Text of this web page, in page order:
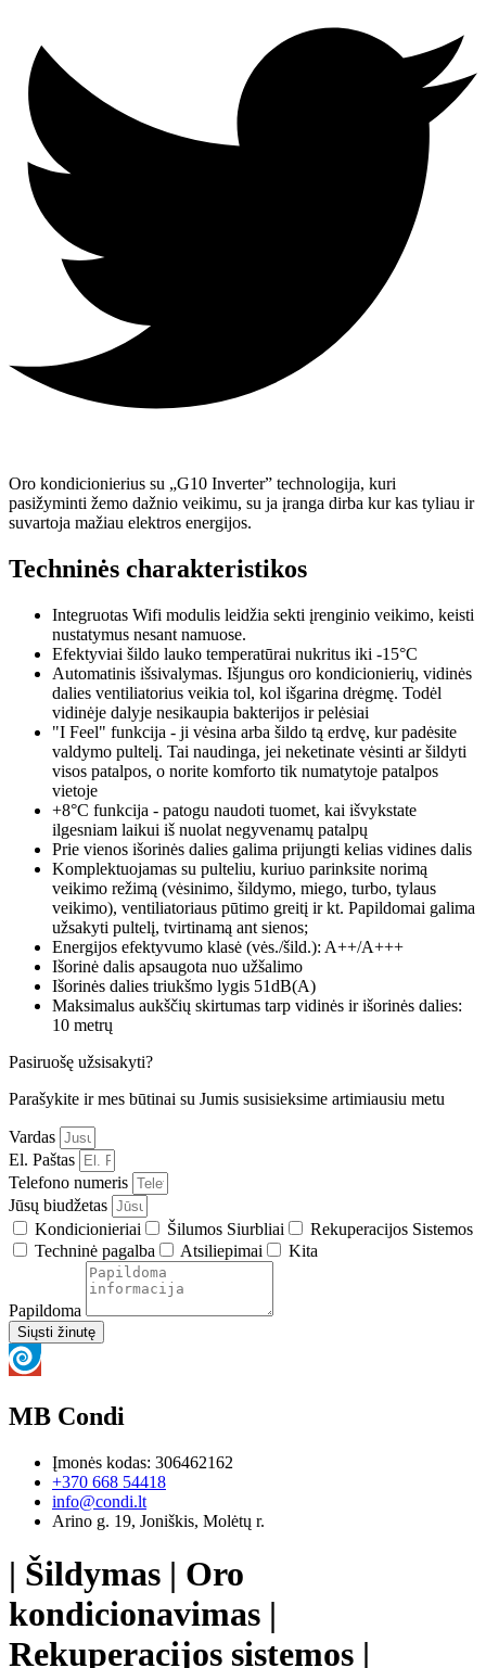
Oro kondicionierius su „G10 Inverter” technologija, kuri
pasižyminti žemo dažnio veikimu, su ja įranga dirba kur kas tyliau ir
suvartoja mažiau elektros energijos.
Techninės charakteristikos
Integruotas Wifi modulis leidžia sekti įrenginio veikimo, keisti
nustatymus nesant namuose.
Efektyviai šildo lauko temperatūrai nukritus iki -15°C
Automatinis išsivalymas. Išjungus oro kondicionierių, vidinės
dalies ventiliatorius veikia tol, kol išgarina drėgmę. Todėl
vidinėje dalyje nesikaupia bakterijos ir pelėsiai
"I Feel" funkcija - ji vėsina arba šildo tą erdvę, kur padėsite
valdymo pultelį. Tai naudinga, jei neketinate vėsinti ar šildyti
visos patalpos, o norite komforto tik numatytoje patalpos
vietoje
+8°C funkcija - patogu naudoti tuomet, kai išvykstate
ilgesniam laikui iš nuolat negyvenamų patalpų
Prie vienos išorinės dalies galima prijungti kelias vidines dalis
Komplektuojamas su pulteliu, kuriuo parinksite norimą
veikimo režimą (vėsinimo, šildymo, miego, turbo, tylaus
veikimo), ventiliatoriaus pūtimo greitį ir kt. Papildomai galima
užsakyti pultelį, tvirtinamą ant sienos;
Energijos efektyvumo klasė (vės./šild.): A++/A+++
Išorinė dalis apsaugota nuo užšalimo
Išorinės dalies triukšmo lygis 51dB(A)
Maksimalus aukščių skirtumas tarp vidinės ir išorinės dalies:
10 metrų
Pasiruošę užsisakyti?
Parašykite ir mes būtinai su Jumis susisieksime artimiausiu metu
Vardas
El. Paštas
Telefono numeris
Jūsų biudžetas
Kondicionieriai
Šilumos Siurbliai
Rekuperacijos Sistemos
Techninė pagalba
Atsiliepimai Kita
Papildoma
Siųsti žinutę
MB Condi
Įmonės kodas: 306462162
+370 668 54418
info@condi.lt
Arino g. 19, Joniškis, Molėtų r.
| Šildymas | Oro
kondicionavimas |
Rekuperacijos sistemos |